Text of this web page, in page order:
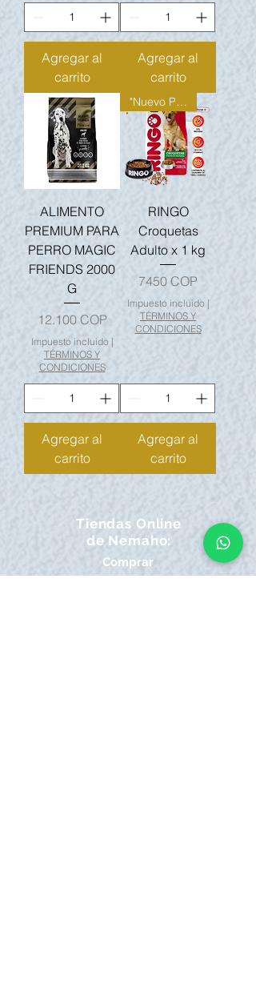
Agregar al
carrito
Agregar al
carrito
ALIMENTO
PREMIUM PARA
PERRO MAGIC
FRIENDS 2000
G
Precio
12.100 COP
Impuesto incluido |
TÉRMINOS Y
CONDICIONES
Agregar al
carrito
"Nuevo Producto"
RINGO
Croquetas
Adulto x 1 kg
Precio
7450 COP
Impuesto incluido |
TÉRMINOS Y
CONDICIONES
Agregar al
carrito
Tiendas Online
de Nemaho:
Comprar